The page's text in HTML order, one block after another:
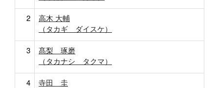
2
高木 大輔
（タカギ ダイスケ）
3
髙梨 琢磨
（タカナシ タクマ）
4 寺田 圭